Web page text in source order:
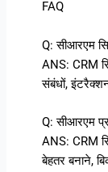
FAQ
Q: सीआरएम
ANS: CRM
संबंधों,
Q: सीआरएम
ANS: CRM
बेहतर बनाने,